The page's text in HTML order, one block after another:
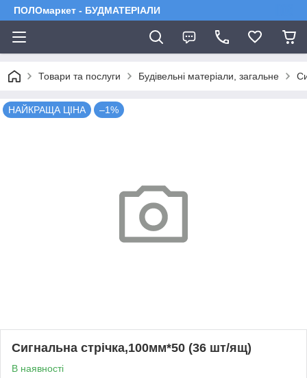
ПОЛОмаркет - БУДМАТЕРІАЛИ
Товари та послуги Будівельні матеріали, загальне
НАЙКРАЩА ЦІНА –1%
Сигнальна стрічка,100мм*50 (36 шт/ящ)
В наявності